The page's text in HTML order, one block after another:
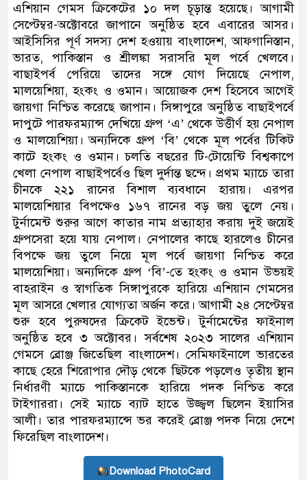
এশিয়ান গেমস ক্রিকেটের ১০ দল চূড়ান্ত হয়েছে। আগামী
সেপ্টেম্বর-অক্টোবরে জাপানে অনুষ্ঠিত হবে এবারের আসর।
আইসিসির পূর্ণ সদস্য দেশ হওয়ায় বাংলাদেশ, আফগানিস্তান,
ভারত, পাকিস্তান ও শ্রীলঙ্কা সরাসরি মূল পর্বে খেলবে।
বাছাইপর্ব পেরিয়ে তাদের সঙ্গে যোগ দিয়েছে নেপাল,
মালয়েশিয়া, হংকং ও ওমান। আয়োজক দেশ হিসেবে আগেই
জায়গা নিশ্চিত করেছে জাপান। সিঙ্গাপুরে অনুষ্ঠিত বাছাইপর্বে
দাপুটে পারফরম্যান্স দেখিয়ে গ্রুপ ‘এ’ থেকে উত্তীর্ণ হয় নেপাল
ও মালয়েশিয়া। অন্যদিকে গ্রুপ ‘বি’ থেকে মূল পর্বের টিকিট
কাটে হংকং ও ওমান। চলতি বছরের টি-টোয়েন্টি বিশ্বকাপে
খেলা নেপাল বাছাইপর্বেও ছিল দুর্দান্ত ছন্দে। প্রথম ম্যাচে তারা
চীনকে ২২১ রানের বিশাল ব্যবধানে হারায়। এরপর
মালয়েশিয়ার বিপক্ষেও ১৬৭ রানের বড় জয় তুলে নেয়।
টুর্নামেন্ট শুরুর আগে কাতার নাম প্রত্যাহার করায় দুই জয়েই
গ্রুপসেরা হয়ে যায় নেপাল। নেপালের কাছে হারলেও চীনের
বিপক্ষে জয় তুলে নিয়ে মূল পর্বে জায়গা নিশ্চিত করে
মালয়েশিয়া। অন্যদিকে গ্রুপ ‘বি’-তে হংকং ও ওমান উভয়ই
বাহরাইন ও স্বাগতিক সিঙ্গাপুরকে হারিয়ে এশিয়ান গেমসের
মূল আসরে খেলার যোগ্যতা অর্জন করে। আগামী ২৪ সেপ্টেম্বর
শুরু হবে পুরুষদের ক্রিকেট ইভেন্ট। টুর্নামেন্টের ফাইনাল
অনুষ্ঠিত হবে ৩ অক্টোবর। সর্বশেষ ২০২৩ সালের এশিয়ান
গেমসে ব্রোঞ্জ জিতেছিল বাংলাদেশ। সেমিফাইনালে ভারতের
কাছে হেরে শিরোপার দৌড় থেকে ছিটকে পড়লেও তৃতীয় স্থান
নির্ধারণী ম্যাচে পাকিস্তানকে হারিয়ে পদক নিশ্চিত করে
টাইগাররা। সেই ম্যাচে ব্যাট হাতে উজ্জ্বল ছিলেন ইয়াসির
আলী। তার পারফরম্যান্সে ভর করেই ব্রোঞ্জ পদক নিয়ে দেশে
ফিরেছিল বাংলাদেশ।
Download PhotoCard